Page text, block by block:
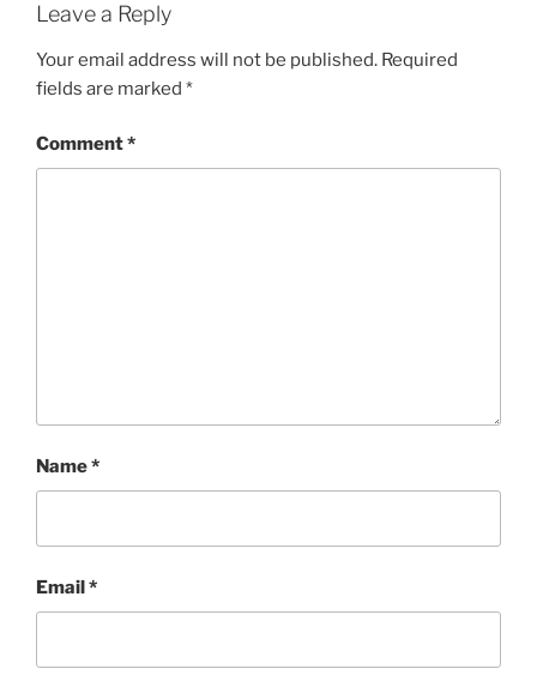
Leave a Reply
Your email address will not be published. Required
fields are marked *
Comment*
Name*
Email *